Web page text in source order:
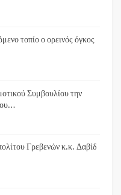
τοπίο ο ορεινός όγκος
Συμβουλίου την
Γρεβενών κ.κ. Δαβίδ